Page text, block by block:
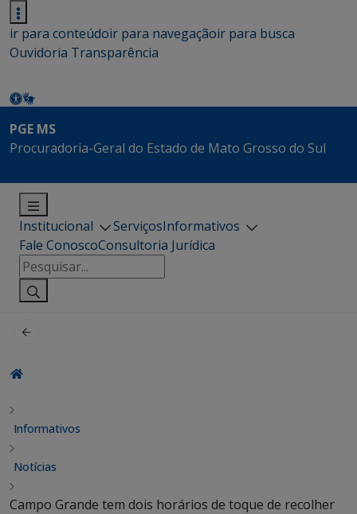
ir para conteúdoir para navegaçãoir para busca
Ouvidoria Transparência
PGE MS
Procuradoria-Geral do Estado de Mato Grosso do Sul
Institucional ServiçosInformativos
Fale ConoscoConsultoria Jurídica
Pesquisar
por:
Informativos
Notícias
Campo Grande tem dois horários de toque de recolher